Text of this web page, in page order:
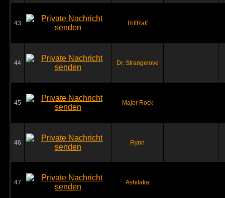
43 RiffRaff
44 Dr. Strangelove
45 Major Rock
46 Rynn
47 Ashitaka